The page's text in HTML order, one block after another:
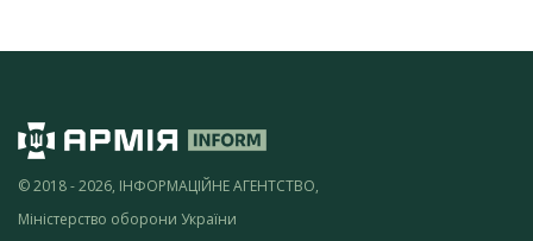
© 2018 - 2026, ІНФОРМАЦІЙНЕ АГЕНТСТВО,
Міністерство оборони України